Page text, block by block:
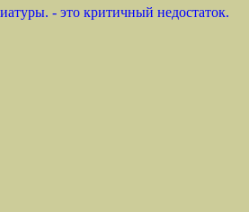
- это критичный недостаток.